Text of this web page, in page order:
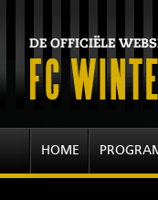
HOME